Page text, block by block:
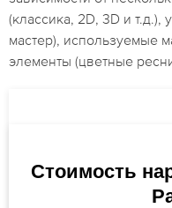
(классика, 2D, 3D и т.д.),
мастер), используемые
элементы (цветные
Стоимость